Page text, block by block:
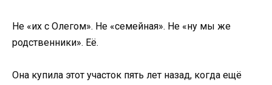
Не «их с Олегом». Не «семейная». Не «ну мы же
родственники». Её.
Она купила этот участок пять лет назад, когда ещё